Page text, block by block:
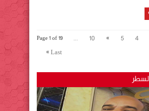
Page 1 of 19 4
5
»
10
...
Last »